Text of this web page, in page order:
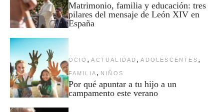
Matrimonio, familia y educación: tres
pilares del mensaje de León XIV en
España
OCIO , ACTUALIDAD , ADOLESCENTES ,
FAMILIA , NIÑOS
Por qué apuntar a tu hijo a un
campamento este verano